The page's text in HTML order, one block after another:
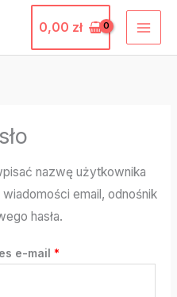
0,00 zł
nazwę użytkownika
email, odnośnik
hasła.
e-mail *